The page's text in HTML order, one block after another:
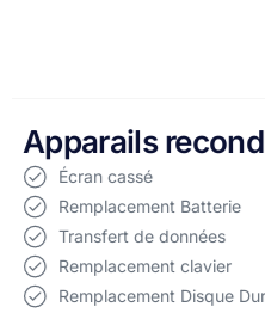
Réparation
Écran cassé
Remplacement
Transfert de données
Remplacement
Remplacement